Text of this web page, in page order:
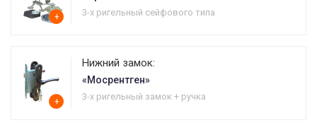
+ 3-х ригельный сейфового типа
+
Нижний замок:
«Мосрентген»
3-х ригельный замок + ручка